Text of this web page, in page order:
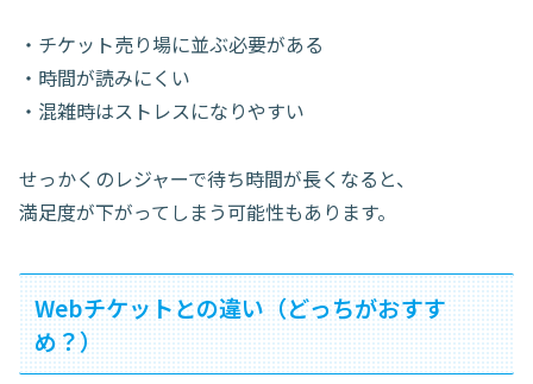
・チケット売り場に並ぶ必要がある
・時間が読みにくい
・混雑時はストレスになりやすい
せっかくのレジャーで待ち時間が長くなると、
満足度が下がってしまう可能性もあります。
Webチケットとの違い（どっちがおすす
め？）